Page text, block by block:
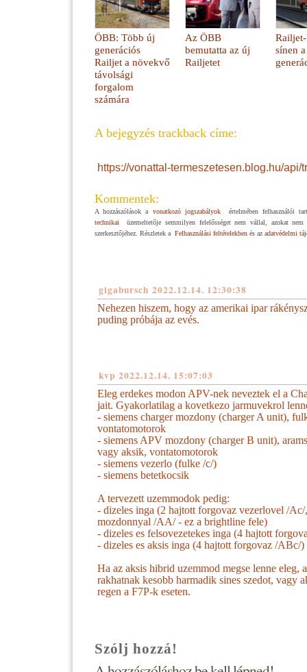
ÖBB: Több új
generációs
Railjet a növekvő
távolsági
forgalom
számára
Az ÖBB
bemutatta az új
Railjetet
sínen
A bejegyzés trackback címe:
https://vonattal-termeszetesen.blog.hu/api/
Kommentek:
A hozzászólások a vonatkozó jogszabályokértelmében felhasználói
technikai üzemeltetője semmilyen felelősséget nem vállal, azokat
szerkesztőjéhez. Részletek a Felhasználási feltételekben és az adatvédelmi
gigabursch 2022.12.14. 12:30:38
Nehezen hiszem, hogy az amerikai ipar
puding próbája az evés.
kvp 2022.12.14. 15:07:03
Eleg erdekes modon APV-nek neveztek el a
jait. Gyakorlatilag a kovetkezo jarmuvekrol
- siemens charger mozdony (charger A unit),
vontatomotorok
- siemens APV mozdony (charger B unit),
vagy aksik, vontatomotorok
- siemens vezerlo (fulke /c/)
- siemens betetkocsik
A tervezett uzemmodok pedig:
- dizeles inga (2 hajtott forgovaz vezerlovel /
mozdonnyal /AA/ - ez a brightline fele)
- dizeles es felsovezetekes inga (4 hajtott
- dizeles es aksis inga (4 hajtott forgovaz /ABc/)
Ha az aksis hibrid uzemmod megse lenne eleg,
rakhatnak kesobb harmadik sines szedot, vagy
regen a F7P-k eseten.
Szólj hozzá!